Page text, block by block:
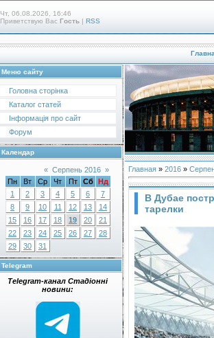
Чт, 06.08.2026, 16:46
Приветствую Вас Гость| RSS
Меню сайту
Головна сторінка
Каталог статей
Інформація про сайт
Форум
Календар
« Серпень 2016 »
Пн
Вт Ср Чт Пт Сб
Нд
1
2 3 4 5 6
7
8
9 10 11 12 13
14
15
16 17 18 19 20
21
22
23 24 25 26 27
28
29
30 31
Telegram
Telegram-канал Стадіонні
новини:
Главная» 2016 »
В Дубае
тарелки